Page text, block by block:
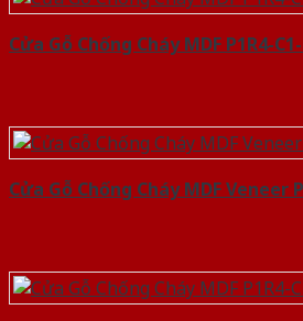
Cửa Gỗ Chống Cháy MDF P1R4-
Cửa Gỗ Chống Cháy MDF Veneer